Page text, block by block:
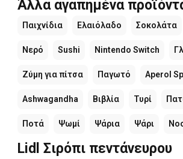
Άλλα αγαπημένα
Παιχνίδια Ελαιόλαδο Σοκολάτα
Νερό Sushi Nintendo Switch
Ζύμη για πίτσα Παγωτό Aperol
Ashwagandha Βιβλία Τυρί
Ποτά Ψωμί Ψάρια Ψάρι
Lidl Σιρόπι πεντάνευρου